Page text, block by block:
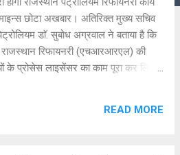
छोटा अखबार। अतिरिक्त मुख्य सचिव
डाॅ. सुबोध अग्रवाल ने बताया है कि
राजस्थान रिफायनरी (एचआरआरएल) की
के प्रोसेस लाइसेंसर का काम पूरा कर लिया
का प्रयास है कि परियोजना का कार्य
READ MORE